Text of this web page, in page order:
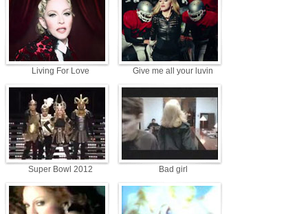
Living For Love Give me all your luvin
Super Bowl 2012 Bad girl